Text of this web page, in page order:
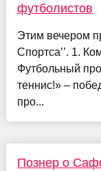
футболистов
Этим вечером
Спортса’’. 1.
Футбольный
теннис!» –
про...
Познер о